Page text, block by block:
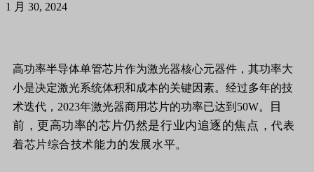
1 月 30, 2024
高功率半导体单管芯片作为激光器核心元器件，其功率大
小是决定激光系统体积和成本的关键因素。经过多年的技
术迭代，2023年激光器商用芯片的功率已达到50W。
目
前，更高功率的芯片仍然是行业内追逐的焦点，代表
着芯片综合技术能力的发展水平。